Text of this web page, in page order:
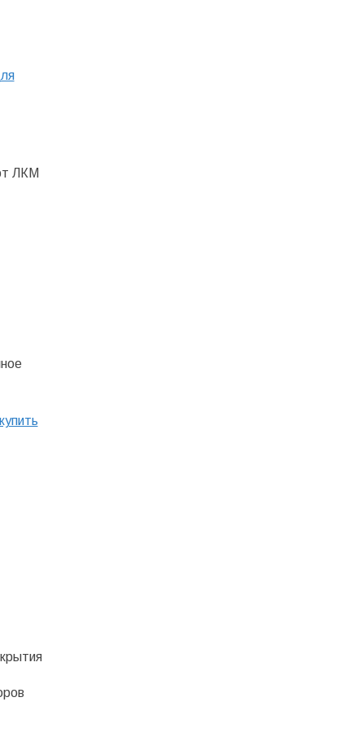
ЛКМ
купить